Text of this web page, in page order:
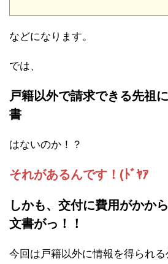
などになります。
では、
戸籍以外で請求できる先祖
書
はないのか！？
それがあるんです！(ﾄﾞﾔｱ
しかも、交付に費用がかか
文書がっ！！
今回は戸籍以外に情報を得られる